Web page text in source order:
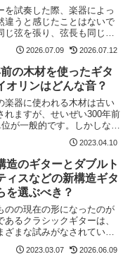
を試奏した際、楽器によっ
違うと感じたことはないで
じ弦を張り、弦長も同じな
いう疑問を感じた方は少な
ます。実は張りの強さが異
れるのは気のせいやプラシ
ではなく、科...
2026.07.09 2026.07.12
の木材を使ったギタ
オリンはどんな音？
楽器に使われる木材は古い
れますが、せいぜい300年前
が一般的です。しかしなが
は約5,000年前という桁違い
たギターやヴァイオリンが
一体どんな音がするのでし
2023.04.10
造のギターとダブルト
ィスなどの新構造ギタ
を選ぶべき？
のの現在の形になったのが
あるクラシックギターは、
ざまな試みがなされていま
がら、伝統的な構造のギタ
ブルトップやラティスとい
2023.03.07 2026.06.09